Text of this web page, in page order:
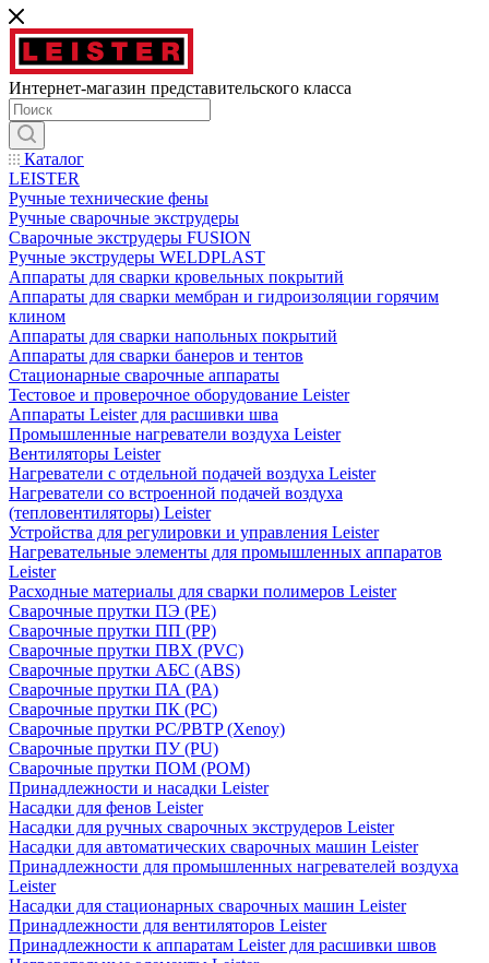
Интернет-магазин представительского класса
Каталог
LEISTER
Ручные технические фены
Ручные сварочные экструдеры
Сварочные экструдеры FUSION
Ручные экструдеры WELDPLAST
Аппараты для сварки кровельных покрытий
Аппараты для сварки мембран и гидроизоляции горячим
клином
Аппараты для сварки напольных покрытий
Аппараты для сварки банеров и тентов
Стационарные сварочные аппараты
Тестовое и проверочное оборудование Leister
Аппараты Leister для расшивки шва
Промышленные нагреватели воздуха Leister
Вентиляторы Leister
Нагреватели с отдельной подачей воздуха Leister
Нагреватели со встроенной подачей воздуха
(тепловентиляторы) Leister
Устройства для регулировки и управления Leister
Нагревательные элементы для промышленных аппаратов
Leister
Расходные материалы для сварки полимеров Leister
Сварочные прутки ПЭ (PE)
Сварочные прутки ПП (PP)
Сварочные прутки ПВХ (PVC)
Сварочные прутки АБС (ABS)
Сварочные прутки ПА (PA)
Сварочные прутки ПК (PC)
Сварочные прутки PC/PBTP (Xenoy)
Сварочные прутки ПУ (PU)
Сварочные прутки ПОМ (POM)
Принадлежности и насадки Leister
Насадки для фенов Leister
Насадки для ручных сварочных экструдеров Leister
Насадки для автоматических сварочных машин Leister
Принадлежности для промышленных нагревателей воздуха
Leister
Насадки для стационарных сварочных машин Leister
Принадлежности для вентиляторов Leister
Принадлежности к аппаратам Leister для расшивки швов